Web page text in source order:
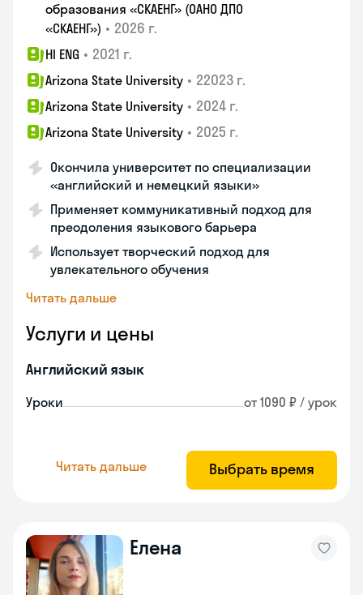
образования «СКАЕНГ» (ОАНО ДПО
«СКАЕНГ») • 2026 г.
HI ENG • 2021 г.
Arizona State University • 22023 г.
Arizona State University • 2024 г.
Arizona State University • 2025 г.
Окончила университет по специализации
«английский и немецкий языки»
Применяет коммуникативный подход для
преодоления языкового барьера
Использует творческий подход для
увлекательного обучения
Читать дальше
Услуги и цены
Английский язык
Уроки от 1090 ₽ / урок
Читать дальше Выбрать время
Елена